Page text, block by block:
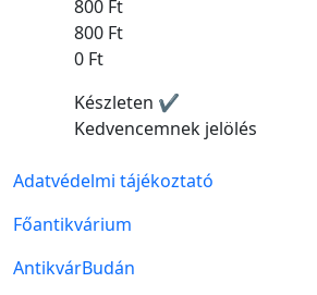
800 Ft
800 Ft
0 Ft
Készleten ✔
Kedvencemnek jelölés
Lábléc menü
Adatvédelmi tájékoztató
Főantikvárium
AntikvárBudán